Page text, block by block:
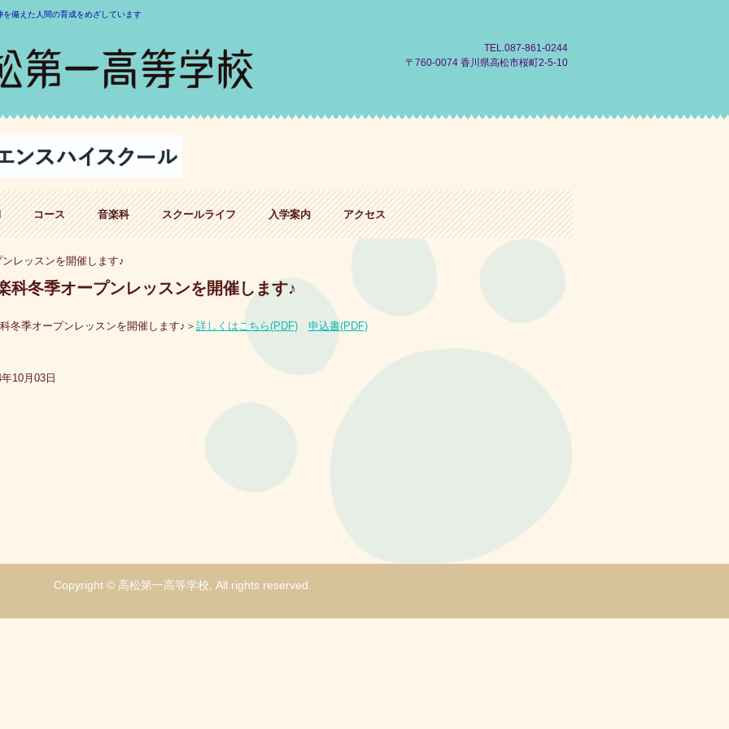
備えた人間の育成をめざしています
TEL.087-861-0244
〒760-0074 香川県高松市桜町2-5-10
コース 音楽科 スクールライフ 入学案内 アクセス
レッスンを開催します♪
科冬季オープンレッスンを開催します♪
冬季オープンレッスンを開催します♪＞ 詳しくはこちら(PDF) 申込書(PDF)
10月03日
Copyright © 高松第一高等学校, All rights reserved.